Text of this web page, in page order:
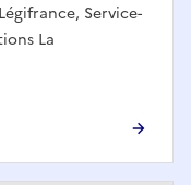
Service-
La